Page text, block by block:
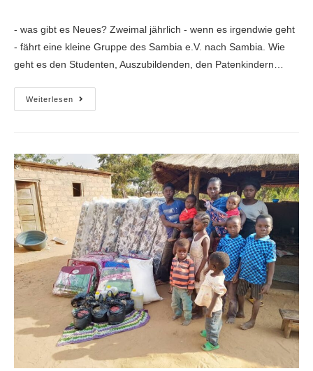
- was gibt es Neues? Zweimal jährlich - wenn es irgendwie geht
- fährt eine kleine Gruppe des Sambia e.V. nach Sambia. Wie
geht es den Studenten, Auszubildenden, den Patenkindern…
Weiterlesen